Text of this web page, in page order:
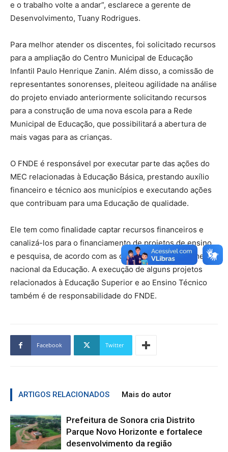
e o trabalho volte a andar”, esclarece a gerente de
Desenvolvimento, Tuany Rodrigues.
Para melhor atender os discentes, foi solicitado recursos
para a ampliação do Centro Municipal de Educação
Infantil Paulo Henrique Zanin. Além disso, a comissão de
representantes sonorenses, pleiteou agilidade na análise
do projeto enviado anteriormente solicitando recursos
para a construção de uma nova escola para a Rede
Municipal de Educação, que possibilitará a abertura de
mais vagas para as crianças.
O FNDE é responsável por executar parte das ações do
MEC relacionadas à Educação Básica, prestando auxílio
financeiro e técnico aos municípios e executando ações
que contribuam para uma Educação de qualidade.
Ele tem como finalidade captar recursos financeiros e
canalizá-los para o financiamento de projetos de ensino
e pesquisa, de acordo com as diretrizes do planejamento
nacional da Educação. A execução de alguns projetos
relacionados à Educação Superior e ao Ensino Técnico
também é de responsabilidade do FNDE.
Facebook Twitter
ARTIGOS RELACIONADOS Mais do autor
Prefeitura de Sonora cria Distrito
Parque Novo Horizonte e fortalece
desenvolvimento da região